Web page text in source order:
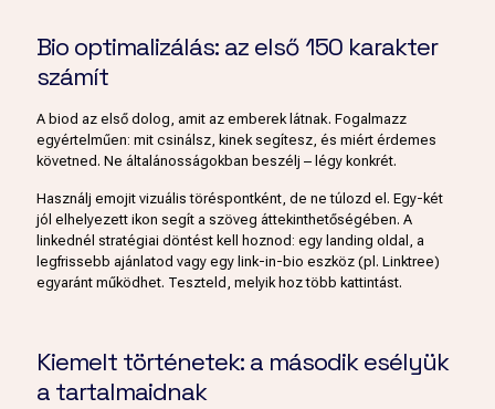
Bio optimalizálás: az első 150 karakter
számít
A biod az első dolog, amit az emberek látnak. Fogalmazz
egyértelműen: mit csinálsz, kinek segítesz, és miért érdemes
követned. Ne általánosságokban beszélj – légy konkrét.
Használj emojit vizuális töréspontként, de ne túlozd el. Egy-két
jól elhelyezett ikon segít a szöveg áttekinthetőségében. A
linkednél stratégiai döntést kell hoznod: egy landing oldal, a
legfrissebb ajánlatod vagy egy link-in-bio eszköz (pl. Linktree)
egyaránt működhet. Teszteld, melyik hoz több kattintást.
Kiemelt történetek: a második esélyük
a tartalmaidnak